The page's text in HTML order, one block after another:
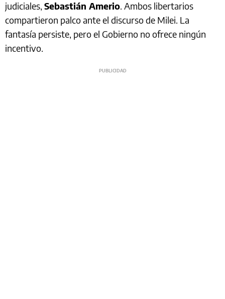
judiciales, Sebastián Amerio. Ambos libertarios
compartieron palco ante el discurso de Milei. La
fantasía persiste, pero el Gobierno no ofrece ningún
incentivo.